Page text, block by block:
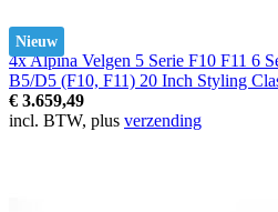
Nieuw
4x Alpina Velgen 5 Serie F10 F11 6
B5/D5 (F10, F11) 20 Inch Styling
€ 3.659,49
incl. BTW, plus verzending